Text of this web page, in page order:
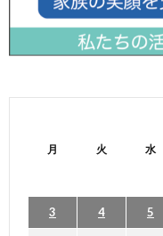
月 火 水
3 4 5